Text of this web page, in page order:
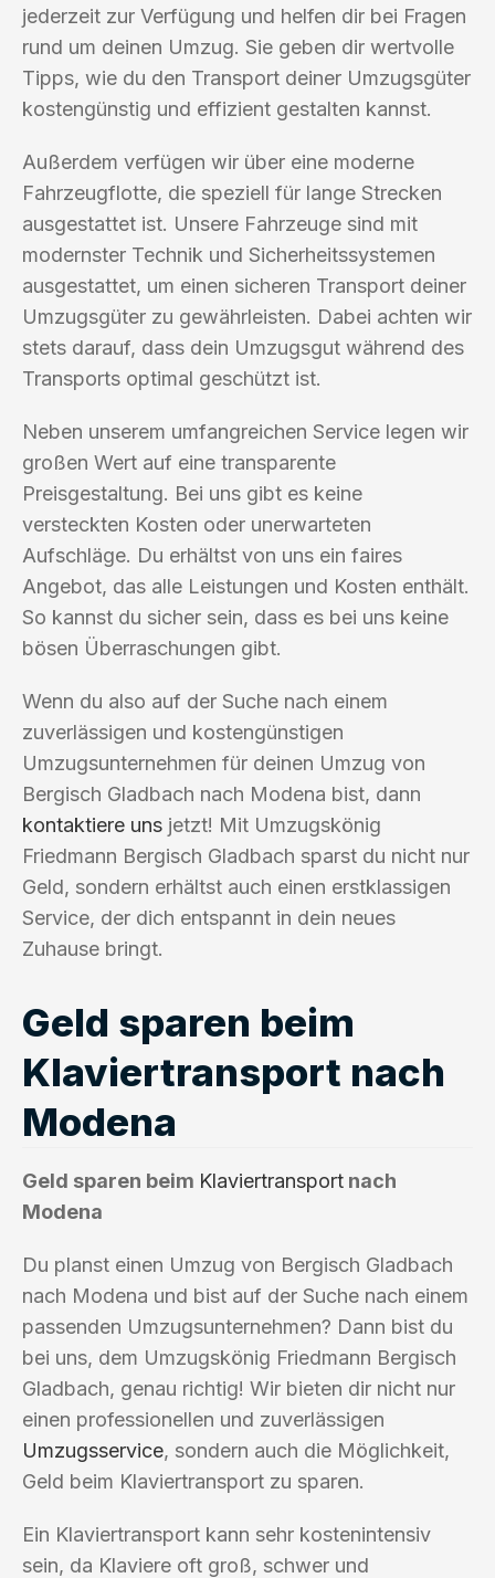
jederzeit zur Verfügung und helfen dir bei Fragen
rund um deinen Umzug. Sie geben dir wertvolle
Tipps, wie du den Transport deiner Umzugsgüter
kostengünstig und effizient gestalten kannst.
Außerdem verfügen wir über eine moderne
Fahrzeugflotte, die speziell für lange Strecken
ausgestattet ist. Unsere Fahrzeuge sind mit
modernster Technik und Sicherheitssystemen
ausgestattet, um einen sicheren Transport deiner
Umzugsgüter zu gewährleisten. Dabei achten wir
stets darauf, dass dein Umzugsgut während des
Transports optimal geschützt ist.
Neben unserem umfangreichen Service legen wir
großen Wert auf eine transparente
Preisgestaltung. Bei uns gibt es keine
versteckten Kosten oder unerwarteten
Aufschläge. Du erhältst von uns ein faires
Angebot, das alle Leistungen und Kosten enthält.
So kannst du sicher sein, dass es bei uns keine
bösen Überraschungen gibt.
Wenn du also auf der Suche nach einem
zuverlässigen und kostengünstigen
Umzugsunternehmen für deinen Umzug von
Bergisch Gladbach nach Modena bist, dann
kontaktiere uns jetzt! Mit Umzugskönig
Friedmann Bergisch Gladbach sparst du nicht nur
Geld, sondern erhältst auch einen erstklassigen
Service, der dich entspannt in dein neues
Zuhause bringt.
Geld sparen beim
Klaviertransport nach
Modena
Geld sparen beim Klaviertransport nach
Modena
Du planst einen Umzug von Bergisch Gladbach
nach Modena und bist auf der Suche nach einem
passenden Umzugsunternehmen? Dann bist du
bei uns, dem Umzugskönig Friedmann Bergisch
Gladbach, genau richtig! Wir bieten dir nicht nur
einen professionellen und zuverlässigen
Umzugsservice, sondern auch die Möglichkeit,
Geld beim Klaviertransport zu sparen.
Ein Klaviertransport kann sehr kostenintensiv
sein, da Klaviere oft groß, schwer und